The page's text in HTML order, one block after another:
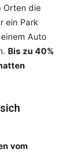
Orten die
ein Park
Auto
Bis zu 40%
vom